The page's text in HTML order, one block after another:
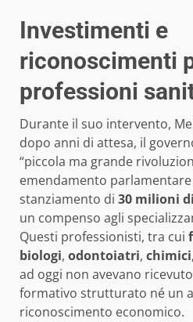
Investimenti e
riconoscimenti
professioni
Durante il suo intervento,
dopo anni di attesa, il
“piccola ma grande
emendamento
stanziamento di 30 milioni
un compenso agli
Questi professionisti, tra cui
biologi, odontoiatri, chimici,
ad oggi non avevano
formativo strutturato né un
riconoscimento economico.